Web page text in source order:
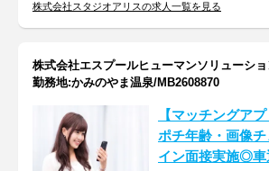
株式会社スタジオアリスの求人一覧を見る
株式会社エスプールヒューマンソリューシ
勤務地:かみのやま温泉/MB2608870
【マッチングア
ポチ年齢・画像
イン面接実施◎車